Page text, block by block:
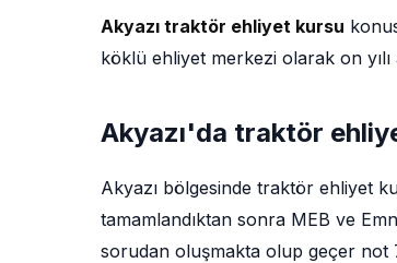
Akyazı traktör ehliyet kursu
köklü ehliyet merkezi olarak on yılı
Akyazı'da traktör
Akyazı bölgesinde traktör ehliyet
tamamlandıktan sonra MEB ve
sorudan oluşmakta olup geçer not